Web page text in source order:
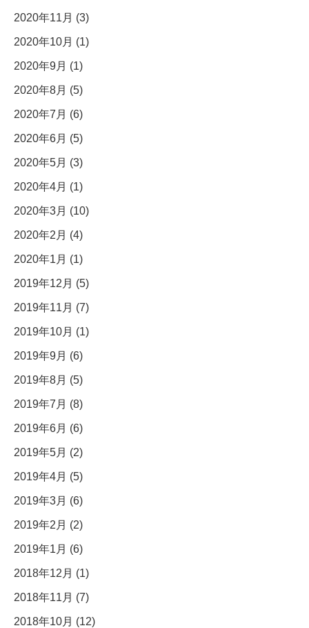
2020年11月 (3)
2020年10月 (1)
2020年9月 (1)
2020年8月 (5)
2020年7月 (6)
2020年6月 (5)
2020年5月 (3)
2020年4月 (1)
2020年3月 (10)
2020年2月 (4)
2020年1月 (1)
2019年12月 (5)
2019年11月 (7)
2019年10月 (1)
2019年9月 (6)
2019年8月 (5)
2019年7月 (8)
2019年6月 (6)
2019年5月 (2)
2019年4月 (5)
2019年3月 (6)
2019年2月 (2)
2019年1月 (6)
2018年12月 (1)
2018年11月 (7)
2018年10月 (12)